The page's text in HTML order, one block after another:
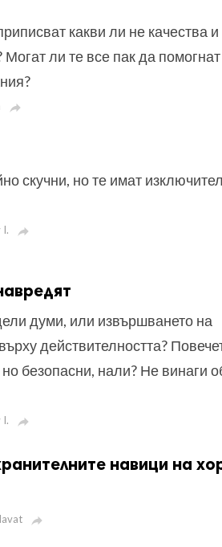
какви ли не качества и
ли те все пак да

скучни, но те имат
I. 
думи, или извършването на
действителността?
безопасни, нали? Не винаги
I. 
навици на
